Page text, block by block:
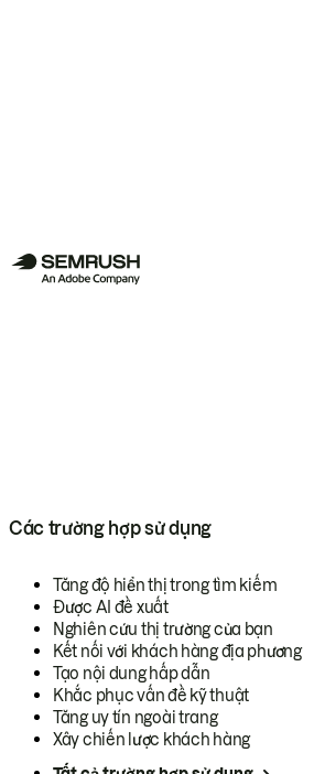
Các trường hợp sử dụng
Tăng độ hiển thị trong tìm kiếm
Được AI đề xuất
Nghiên cứu thị trường của bạn
Kết nối với khách hàng địa phương
Tạo nội dung hấp dẫn
Khắc phục vấn đề kỹ thuật
Tăng uy tín ngoài trang
Xây chiến lược khách hàng